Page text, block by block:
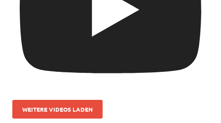
WEITERE VIDEOS LADEN